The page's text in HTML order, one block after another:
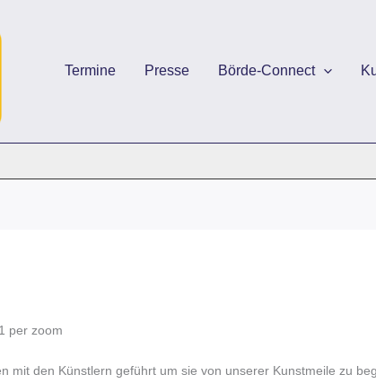
Termine Presse Börde-Connect
per zoom
mit den Künstlern geführt um sie von unserer Kunstmeile zu